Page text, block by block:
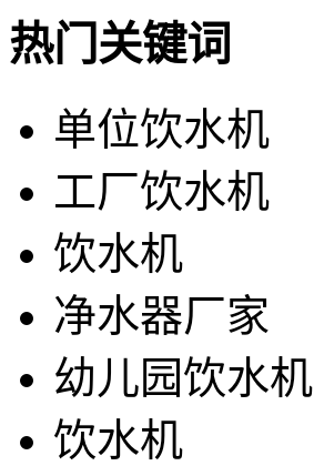
热门关键词
单位饮水机
工厂饮水机
饮水机
净水器厂家
幼儿园饮水机
饮水机